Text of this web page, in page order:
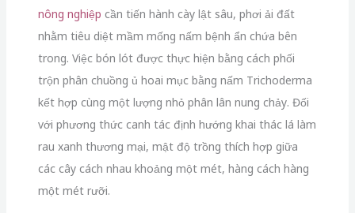
nông nghiệp cần tiến hành cày lật sâu, phơi ải đất
nhằm tiêu diệt mầm mống nấm bệnh ẩn chứa bên
trong. Việc bón lót được thực hiện bằng cách phối
trộn phân chuồng ủ hoai mục bằng nấm Trichoderma
kết hợp cùng một lượng nhỏ phân lân nung chảy. Đối
với phương thức canh tác định hướng khai thác lá làm
rau xanh thương mại, mật độ trồng thích hợp giữa
các cây cách nhau khoảng một mét, hàng cách hàng
một mét rưỡi.